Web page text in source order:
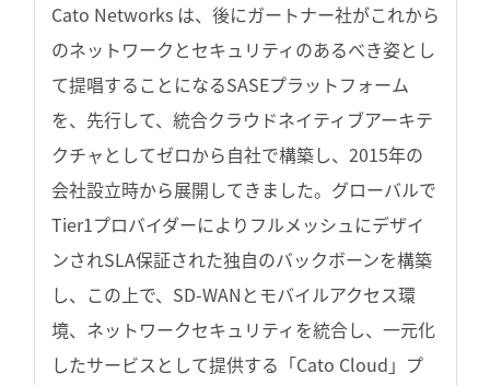
Cato Networks は、後にガートナー社がこれから
のネットワークとセキュリティのあるべき姿とし
て提唱することになるSASEプラットフォーム
を、先行して、統合クラウドネイティブアーキテ
クチャとしてゼロから自社で構築し、2015年の
会社設立時から展開してきました。グローバルで
Tier1プロバイダーによりフルメッシュにデザイ
ンされSLA保証された独自のバックボーンを構築
し、この上で、SD-WANとモバイルアクセス環
境、ネットワークセキュリティを統合し、一元化
したサービスとして提供する「Cato Cloud」プ